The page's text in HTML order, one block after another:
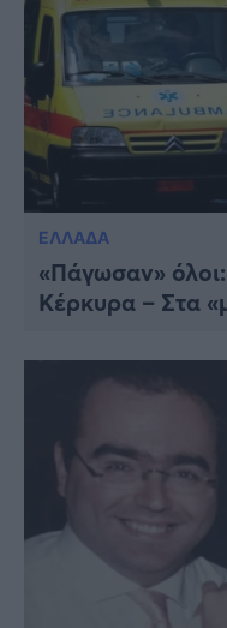
ΕΛΛΑΔΑ
«Πάγωσαν»
Κέρκυρα – Στα